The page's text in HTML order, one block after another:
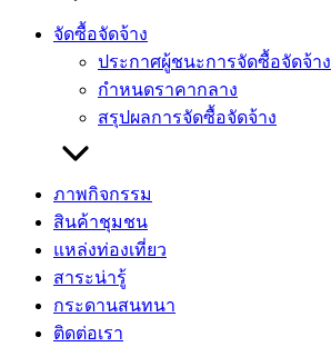
จัดซื้อจัดจ้าง
ประกาศผู้ชนะการจัดซื้อจัดจ้าง
กำหนดราคากลาง
สรุปผลการจัดซื้อจัดจ้าง
ภาพกิจกรรม
สินค้าชุมชน
แหล่งท่องเที่ยว
สาระน่ารู้
กระดานสนทนา
ติดต่อเรา